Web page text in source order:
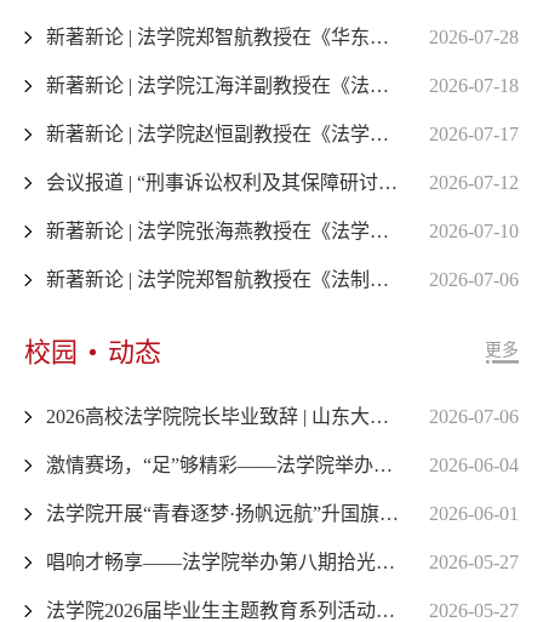
2026-07-28
新著新论 | 法学院郑智航教授在《华东政法大学学报》发表最新理论成果
2026-07-18
新著新论 | 法学院江海洋副教授在《法商研究》发表最新理论成果
2026-07-17
新著新论 | 法学院赵恒副教授在《法学杂志》发表最新理论成果
2026-07-12
会议报道 | “刑事诉讼权利及其保障研讨会” 在青岛成功举办
2026-07-10
新著新论 | 法学院张海燕教授在《法学论坛》发表最新理论成果
2026-07-06
新著新论 | 法学院郑智航教授在《法制与社会发展》发表最新理论成果
校园 动态 更多
2026-07-06
2026高校法学院院长毕业致辞 | 山东大学法学院院长周长军：人生辽阔，请坚定走过
2026-06-04
激情赛场，“足”够精彩——法学院举办师生足球友谊赛暨毕业生球员退役仪式
2026-06-01
法学院开展“青春逐梦·扬帆远航”升国旗主题团日活动
2026-05-27
唱响才畅享——法学院举办第八期拾光音乐会
2026-05-27
法学院2026届毕业生主题教育系列活动——党史知识竞赛成功举办